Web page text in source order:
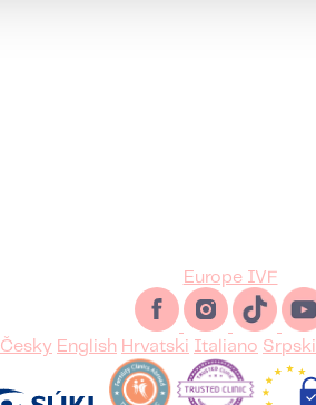
Europe IVF
Česky English Hrvatski Italiano Srpski